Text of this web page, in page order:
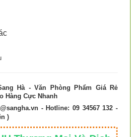
Hà - Văn Phòng Phẩm Giá Rẻ
Hàng Cực Nhanh
- Hotline: 09 34567 132 -
)